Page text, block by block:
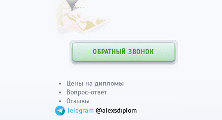
ОБРАТНЫЙ ЗВОНОК
Цены на дипломы
Вопрос-ответ
Отзывы
Telegram @alexsdiplom